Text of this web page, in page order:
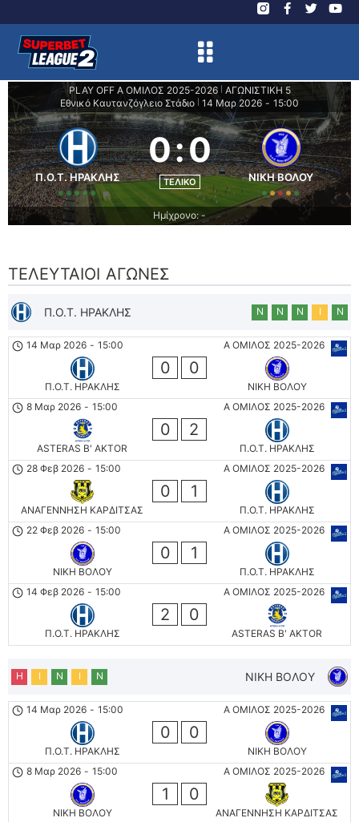
PLAY OFF A ΟΜΙΛΟΣ 2025-2026
ΑΓΩΝΙΣΤΙΚΗ 5
Εθνικό Καυτανζόγλειο Στάδιο 14 Μαρ 2026 - 15:00
Π.Ο.Τ. ΗΡΑΚΛΗΣ
0:0
ΤΕΛΙΚΌ ΝΙΚΗ ΒΟΛΟΥ
Ημίχρονο: -
ΤΕΛΕΥΤΑΊΟΙ ΑΓΏΝΕΣ
Π.Ο.Τ. ΗΡΑΚΛΗΣ Ν Ν Ν Ι Ν
Α ΟΜΙΛΟΣ 2025-2026
14 Μαρ 2026 - 15:00
Π.Ο.Τ. ΗΡΑΚΛΗΣ
0 0
ΝΙΚΗ ΒΟΛΟΥ
Α ΟΜΙΛΟΣ 2025-2026
8 Μαρ 2026 - 15:00
ASTERAS B' AKTOR
0 2
Π.Ο.Τ. ΗΡΑΚΛΗΣ
Α ΟΜΙΛΟΣ 2025-2026
28 Φεβ 2026 - 15:00
ΑΝΑΓΕΝΝΗΣΗ ΚΑΡΔΙΤΣΑΣ
0 1
Π.Ο.Τ. ΗΡΑΚΛΗΣ
Α ΟΜΙΛΟΣ 2025-2026
22 Φεβ 2026 - 15:00
ΝΙΚΗ ΒΟΛΟΥ
0 1
Π.Ο.Τ. ΗΡΑΚΛΗΣ
Α ΟΜΙΛΟΣ 2025-2026
14 Φεβ 2026 - 15:00
Π.Ο.Τ. ΗΡΑΚΛΗΣ
2 0
ASTERAS B' AKTOR
ΝΙΚΗ ΒΟΛΟΥ
Η Ι Ν Ι Ν
Α ΟΜΙΛΟΣ 2025-2026
14 Μαρ 2026 - 15:00
Π.Ο.Τ. ΗΡΑΚΛΗΣ
0 0
ΝΙΚΗ ΒΟΛΟΥ
Α ΟΜΙΛΟΣ 2025-2026
8 Μαρ 2026 - 15:00
ΝΙΚΗ ΒΟΛΟΥ
1 0
ΑΝΑΓΕΝΝΗΣΗ ΚΑΡΔΙΤΣΑΣ